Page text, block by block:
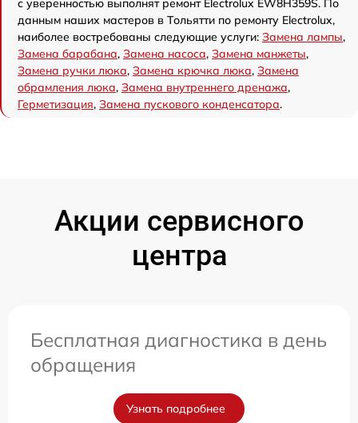
с уверенностью выполнят ремонт Electrolux EW8H359S. По
данным наших мастеров в Тольятти по ремонту Electrolux,
наиболее востребованы следующие услуги: Замена лампы,
Замена барабана, Замена насоса, Замена манжеты,
Замена ручки люка, Замена крючка люка, Замена
обрамления люка, Замена внутреннего дренажа,
Герметизация, Замена пускового конденсатора.
Акции сервисного
центра
Бесплатная диагностика в день
обращения
Узнать подробнее